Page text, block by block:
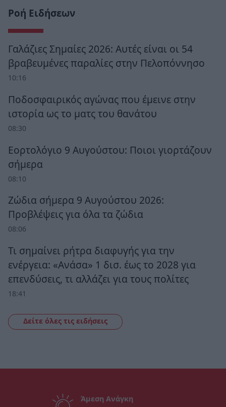
Ροή Ειδήσεων
Γαλάζιες Σημαίες 2026: Αυτές είναι οι 54
βραβευμένες παραλίες στην Πελοπόννησο
10:16
Ποδοσφαιρικός αγώνας που έμεινε στην
ιστορία ως το ματς του θανάτου
08:30
Εορτολόγιο 9 Αυγούστου: Ποιοι γιορτάζουν
σήμερα
08:10
Ζώδια σήμερα 9 Αυγούστου 2026:
Προβλέψεις για όλα τα ζώδια
08:06
Τι σημαίνει ρήτρα διαφυγής για την
ενέργεια: «Ανάσα» 1 δισ. έως το 2028 για
επενδύσεις, τι αλλάζει για τους πολίτες
18:41
Δείτε όλες τις ειδήσεις
Άμεση Ανάγκη